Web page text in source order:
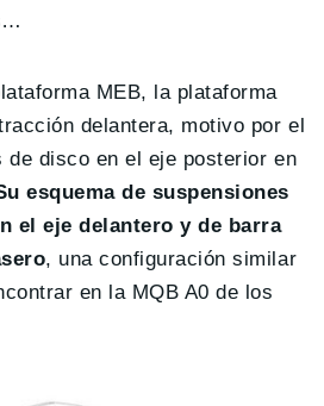
MEB, la plataforma
delantera, motivo por el
de disco en el eje posterior en
esquema de suspensiones
el eje delantero y de barra
, una configuración similar
en la MQB A0 de los